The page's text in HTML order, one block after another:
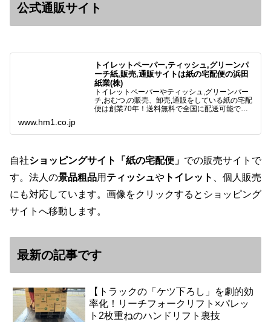
公式通販サイト
トイレットペーパー,ティッシュ,グリーンパ
ーチ紙,販売,通販サイトは紙の宅配便の浜田
紙業(株)
トイレットペーパーやティッシュ,グリーンパー
チ,おむつ,の販売、卸売,通販をしている紙の宅配
便は創業70年！送料無料で全国に配送可能で
様と歩んでまいりま…
www.hm1.co.jp
自社ショッピングサイト「紙の宅配便」 での販売サイトで
す。法人の景品粗品用 ティッシュや トイレット
、個人販売
にも対応しています。画像をクリックするとショッピング
サイトへ移動します。
最新の記事です
【トラックの「ケツ下ろし」を劇的効
率化！リーチフォークリフト×パレッ
ト2枚重ねのハンドリフト裏技